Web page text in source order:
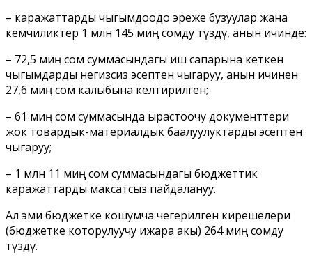
– каражаттарды чыгымдоодо эреже бузуулар жана
кемчиликтер 1 млн 145 миң сомду түздү, анын ичинде:
– 72,5 миң сом суммасындагы иш сапарына кеткен
чыгымдарды негизсиз эсептен чыгаруу, анын ичинен
27,6 миң сом калыбына келтирилген;
– 61 миң сом суммасында ырастоочу документтери
жок товардык-материалдык баалуулуктарды эсептен
чыгаруу;
– 1 млн 11 миң сом суммасындагы бюджеттик
каражаттарды максатсыз пайдалануу.
Ал эми бюджетке кошумча чегерилген кирешелери
(бюджетке которулуучу ижара акы) 264 миң сомду
түздү.